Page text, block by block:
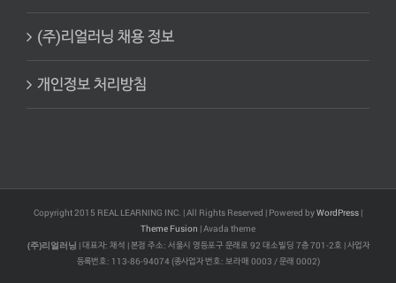
(주)리얼러닝 채용 정보
개인정보 처리방침
Copyright 2015 REAL LEARNING INC. | All Rights Reserved | Powered byWordPress |
Theme Fusion | Avada theme
(주)리얼러닝 | 대표자: 채석 | 본점 주소: 서울시 영등포구 문래로 92 대소빌딩 7층 701-2호 | 사업자
등록번호: 113-86-94074 (종사업자 번호: 보라매 0003 / 문래 0002)